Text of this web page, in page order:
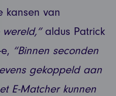
kansen van
aldus Patrick
“Binnen seconden
gekoppeld aan
E-Matcher kunnen